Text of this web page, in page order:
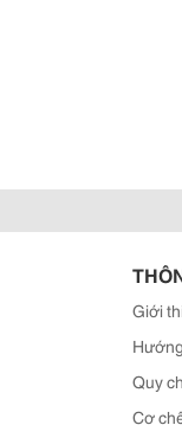
Giới
Quy
Cơ